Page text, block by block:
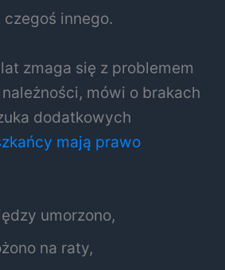
innego.
zmaga się z problemem
mówi o brakach
dodatkowych
mają prawo
umorzono,
na raty,